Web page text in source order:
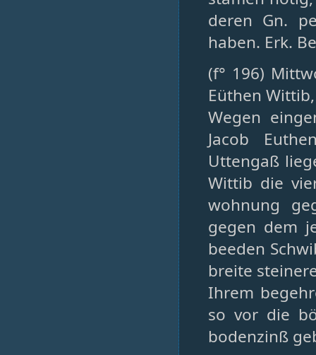
deren Gn.
haben. Erk.
(f° 196)
Eüthen
Wegen
Jacob
Uttengaß
Wittib die
wohnung
gegen dem
beeden
breite
Ihrem
so vor die
bodenzinß